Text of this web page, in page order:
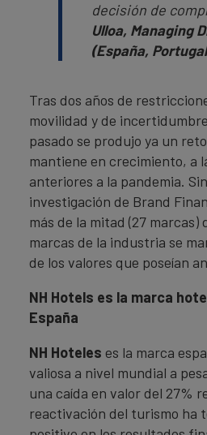
decisión de
Ulloa, Managing
(España,
Tras dos años de
movilidad y de
pasado se produjo ya un
mantiene en crecimiento, a
anteriores a la pandemia.
investigación de Brand
más de la mitad (27 marcas)
marcas de la industria se
de los valores que poseían
NH Hotels es la marca
España
NH Hoteles es la marca
valiosa a nivel mundial a
una caída en valor del 27%
reactivación del turismo ha